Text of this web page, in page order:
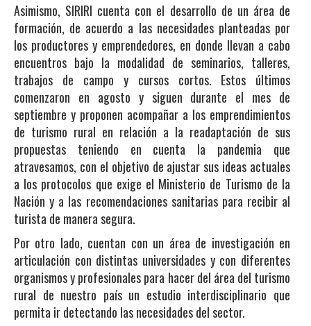
Asimismo, SIRIRI cuenta con el desarrollo de un área de
formación, de acuerdo a las necesidades planteadas por
los productores y emprendedores, en donde llevan a cabo
encuentros bajo la modalidad de seminarios, talleres,
trabajos de campo y cursos cortos. Estos últimos
comenzaron en agosto y siguen durante el mes de
septiembre y proponen acompañar a los emprendimientos
de turismo rural en relación a la readaptación de sus
propuestas teniendo en cuenta la pandemia que
atravesamos, con el objetivo de ajustar sus ideas actuales
a los protocolos que exige el Ministerio de Turismo de la
Nación y a las recomendaciones sanitarias para recibir al
turista de manera segura.
Por otro lado, cuentan con un área de investigación en
articulación con distintas universidades y con diferentes
organismos y profesionales para hacer del área del turismo
rural de nuestro país un estudio interdisciplinario que
permita ir detectando las necesidades del sector.